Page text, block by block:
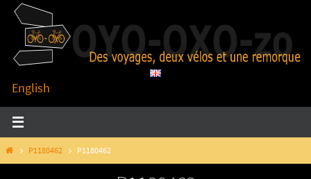
Passer
contenu
English
HOMEP1180462 P1180462